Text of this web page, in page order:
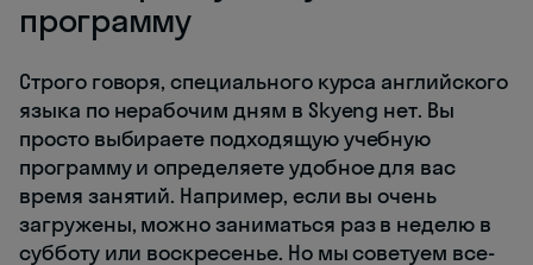
программу
Строго говоря, специального курса английского
языка по нерабочим дням в Skyeng нет. Вы
просто выбираете подходящую учебную
программу и определяете удобное для вас
время занятий. Например, если вы очень
загружены, можно заниматься раз в неделю в
субботу или воскресенье. Но мы советуем все-